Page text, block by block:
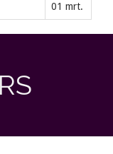
01 mrt.